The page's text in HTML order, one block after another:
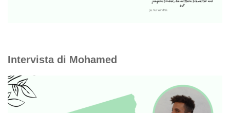
Intervista di Mohamed